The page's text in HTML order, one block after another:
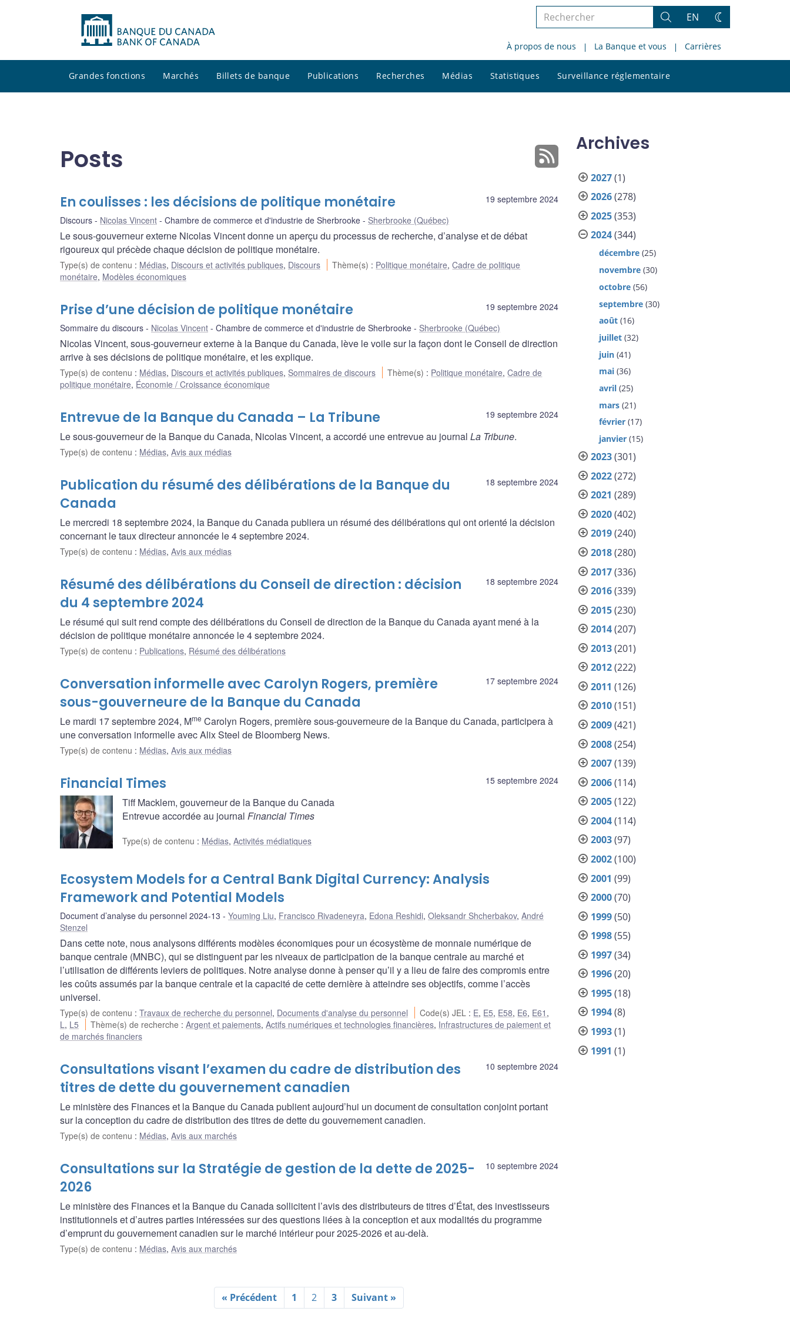
Rechercher
le
site
Rechercher
EN
Changez
thème
À propos de nous La Banque et vous Carrières
Grandes fonctions Marchés Billets de banque Publications Recherches Médias Statistiques Surveillance réglementaire
le
Posts
19 septembre 2024
En coulisses : les décisions de politique monétaire
Discours Nicolas Vincent Chambre de commerce et d'industrie de Sherbrooke Sherbrooke (Québec)
Le sous-gouverneur externe Nicolas Vincent donne un aperçu du processus de recherche, d’analyse et de débat
rigoureux qui précède chaque décision de politique monétaire.
Type(s) de contenu : Médias, Discours et activités publiques, Discours Thème(s) : Politique monétaire,Cadre de politique
monétaire, Modèles économiques
19 septembre 2024
Prise d’une décision de politique monétaire
Sommaire du discours Nicolas Vincent Chambre de commerce et d'industrie de Sherbrooke Sherbrooke (Québec)
Nicolas Vincent, sous-gouverneur externe à la Banque du Canada, lève le voile sur la façon dont le Conseil de direction
arrive à ses décisions de politique monétaire, et les explique.
Type(s) de contenu : Médias, Discours et activités publiques, Sommaires de discours Thème(s) : Politique monétaire,Cadre de
politique monétaire, Économie / Croissance économique
19 septembre 2024
Entrevue de la Banque du Canada – La Tribune
Le sous-gouverneur de la Banque du Canada, Nicolas Vincent, a accordé une entrevue au journal La Tribune.
Type(s) de contenu : Médias, Avis aux médias
18 septembre 2024
Publication du résumé des délibérations de la Banque du
Canada
Le mercredi 18 septembre 2024, la Banque du Canada publiera un résumé des délibérations qui ont orienté la décision
concernant le taux directeur annoncée le 4 septembre 2024.
Type(s) de contenu : Médias, Avis aux médias
18 septembre 2024
Résumé des délibérations du Conseil de direction : décision
du 4 septembre 2024
Le résumé qui suit rend compte des délibérations du Conseil de direction de la Banque du Canada ayant mené à la
décision de politique monétaire annoncée le 4 septembre 2024.
Type(s) de contenu : Publications, Résumé des délibérations
17 septembre 2024
Conversation informelle avec Carolyn Rogers, première
sous-gouverneure de la Banque du Canada
Le mardi 17 septembre 2024, Mme Carolyn Rogers, première sous-gouverneure de la Banque du Canada, participera à
une conversation informelle avec Alix Steel de Bloomberg News.
Type(s) de contenu : Médias, Avis aux médias
15 septembre 2024
Financial Times
Tiff Macklem, gouverneur de la Banque du Canada
Entrevue accordée au journal Financial Times
Type(s) de contenu : Médias, Activités médiatiques
Ecosystem Models for a Central Bank Digital Currency: Analysis
Framework and Potential Models
Document d’analyse du personnel 2024-13 Youming Liu, Francisco Rivadeneyra, Edona Reshidi, Oleksandr Shcherbakov, André
Stenzel
Dans cette note, nous analysons différents modèles économiques pour un écosystème de monnaie numérique de
banque centrale (MNBC), qui se distinguent par les niveaux de participation de la banque centrale au marché et
l’utilisation de différents leviers de politiques. Notre analyse donne à penser qu’il y a lieu de faire des compromis entre
les coûts assumés par la banque centrale et la capacité de cette dernière à atteindre ses objectifs, comme l’accès
universel.
Type(s) de contenu : Travaux de recherche du personnel, Documents d'analyse du personnel Code(s) JEL : E, E5, E58, E6, E61 ,
L, L5 Thème(s) de recherche :Argent et paiements,Actifs numériques et technologies financières, Infrastructures de paiement et
de marchés financiers
10 septembre 2024
Consultations visant l’examen du cadre de distribution des
titres de dette du gouvernement canadien
Le ministère des Finances et la Banque du Canada publient aujourd’hui un document de consultation conjoint portant
sur la conception du cadre de distribution des titres de dette du gouvernement canadien.
Type(s) de contenu : Médias, Avis aux marchés
10 septembre 2024
Consultations sur la Stratégie de gestion de la dette de 2025-
2026
Le ministère des Finances et la Banque du Canada sollicitent l’avis des distributeurs de titres d’État, des investisseurs
institutionnels et d’autres parties intéressées sur des questions liées à la conception et aux modalités du programme
d’emprunt du gouvernement canadien sur le marché intérieur pour 2025-2026 et au-delà.
Type(s) de contenu : Médias, Avis aux marchés
« Précédent 1 2 3 Suivant »
Archives
2027(1)
2026(278)
2025(353)
2024(344)
décembre (25)
novembre (30)
octobre (56)
septembre (30)
août (16)
juillet (32)
juin (41)
mai (36)
avril (25)
mars (21)
février (17)
janvier (15)
2023(301)
2022(272)
2021 (289)
2020(402)
2019(240)
2018(280)
2017(336)
2016(339)
2015(230)
2014(207)
2013(201)
2012(222)
2011 (126)
2010(151)
2009(421)
2008(254)
2007(139)
2006(114)
2005(122)
2004(114)
2003(97)
2002(100)
2001 (99)
2000(70)
1999(50)
1998(55)
1997(34)
1996(20)
1995(18)
1994(8)
1993(1)
1991 (1)